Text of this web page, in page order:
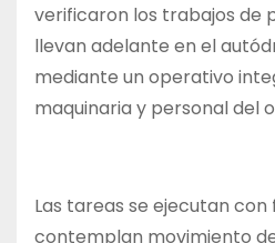
verificaron los trabajos de
llevan adelante en el
mediante un operativo
maquinaria y personal del
Las tareas se ejecutan
contemplan movimiento